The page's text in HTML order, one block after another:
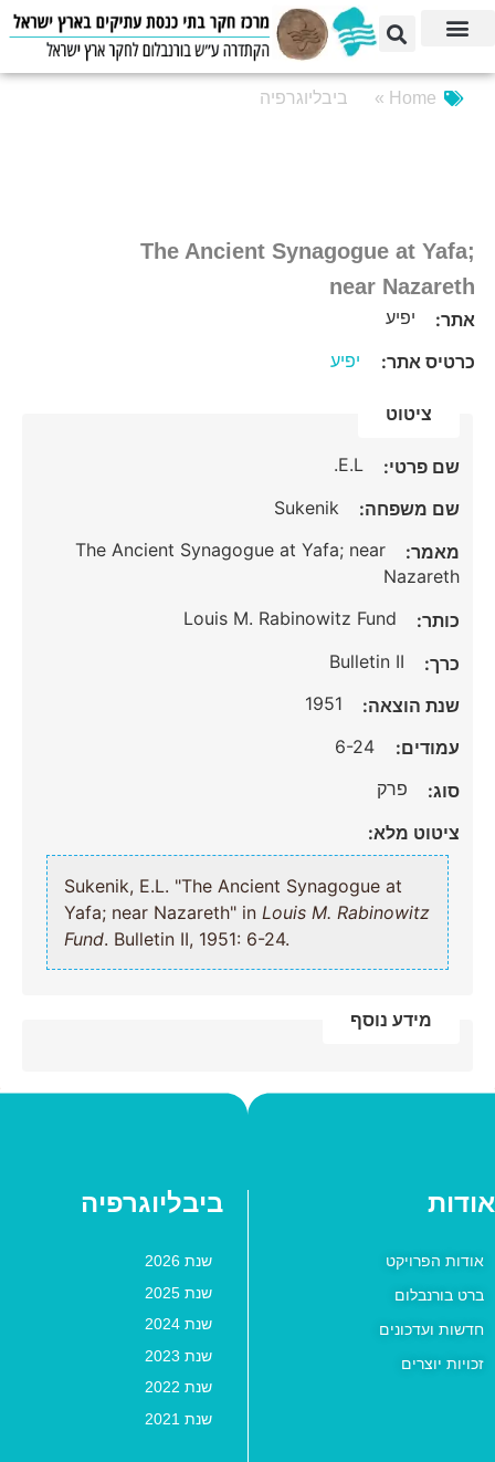
Home » ביבליוגרפיה
The Ancient Synagogue at Yafa;
near Nazareth
אתר: יפיע
כרטיס אתר: יפיע
ציטוט
שם פרטי: E.L.
שם משפחה: Sukenik
מאמר:
The Ancient Synagogue at Yafa; near
Nazareth
כותר: Louis M. Rabinowitz Fund
כרך: Bulletin II
שנת הוצאה: 1951
עמודים: 6-24
סוג: פרק
ציטוט מלא:
Sukenik, E.L. "The Ancient Synagogue at
Yafa; near Nazareth" inLouis M. Rabinowitz
Fund. Bulletin II, 1951: 6-24.
מידע נוסף
אודות
אודות הפרויקט
ברט בורנבלום
חדשות ועדכונים
זכויות יוצרים
ביבליוגרפיה
שנת 2026
שנת 2025
שנת 2024
שנת 2023
שנת 2022
שנת 2021